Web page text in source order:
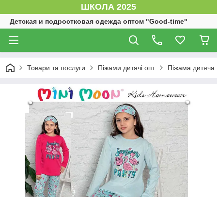
ШКОЛА 2025
Детская и подростковая одежда оптом "Good-time"
Товари та послуги Піжами дитячі опт Піжама дитяча